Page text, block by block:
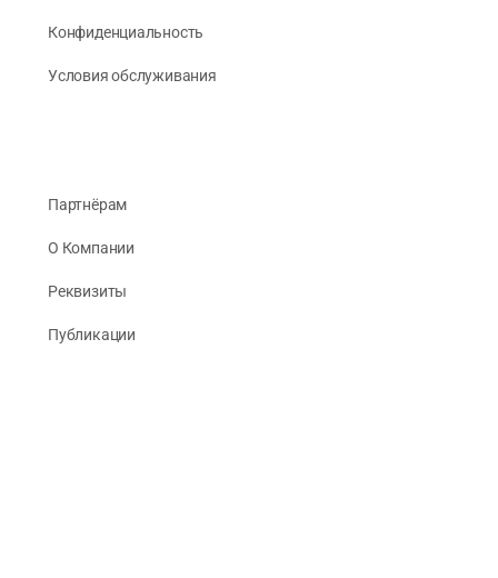
Конфиденциальность
Условия обслуживания
Партнёрам
О Компании
Реквизиты
Публикации